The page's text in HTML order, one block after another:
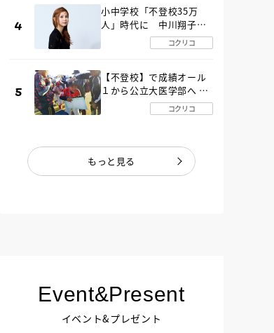
小中学校「不登校35万
人」時代に 中川翔子さ
んが審査委員長「不登校
生動画甲子園 2026」が開
コクリコ
【不登校】で成績オール
１から公立大医学部へ 中
２で起立性調節障害「治
るまで３年」の診断 その
コクリコ
もっと見る
Event&Present
イベント&プレゼント